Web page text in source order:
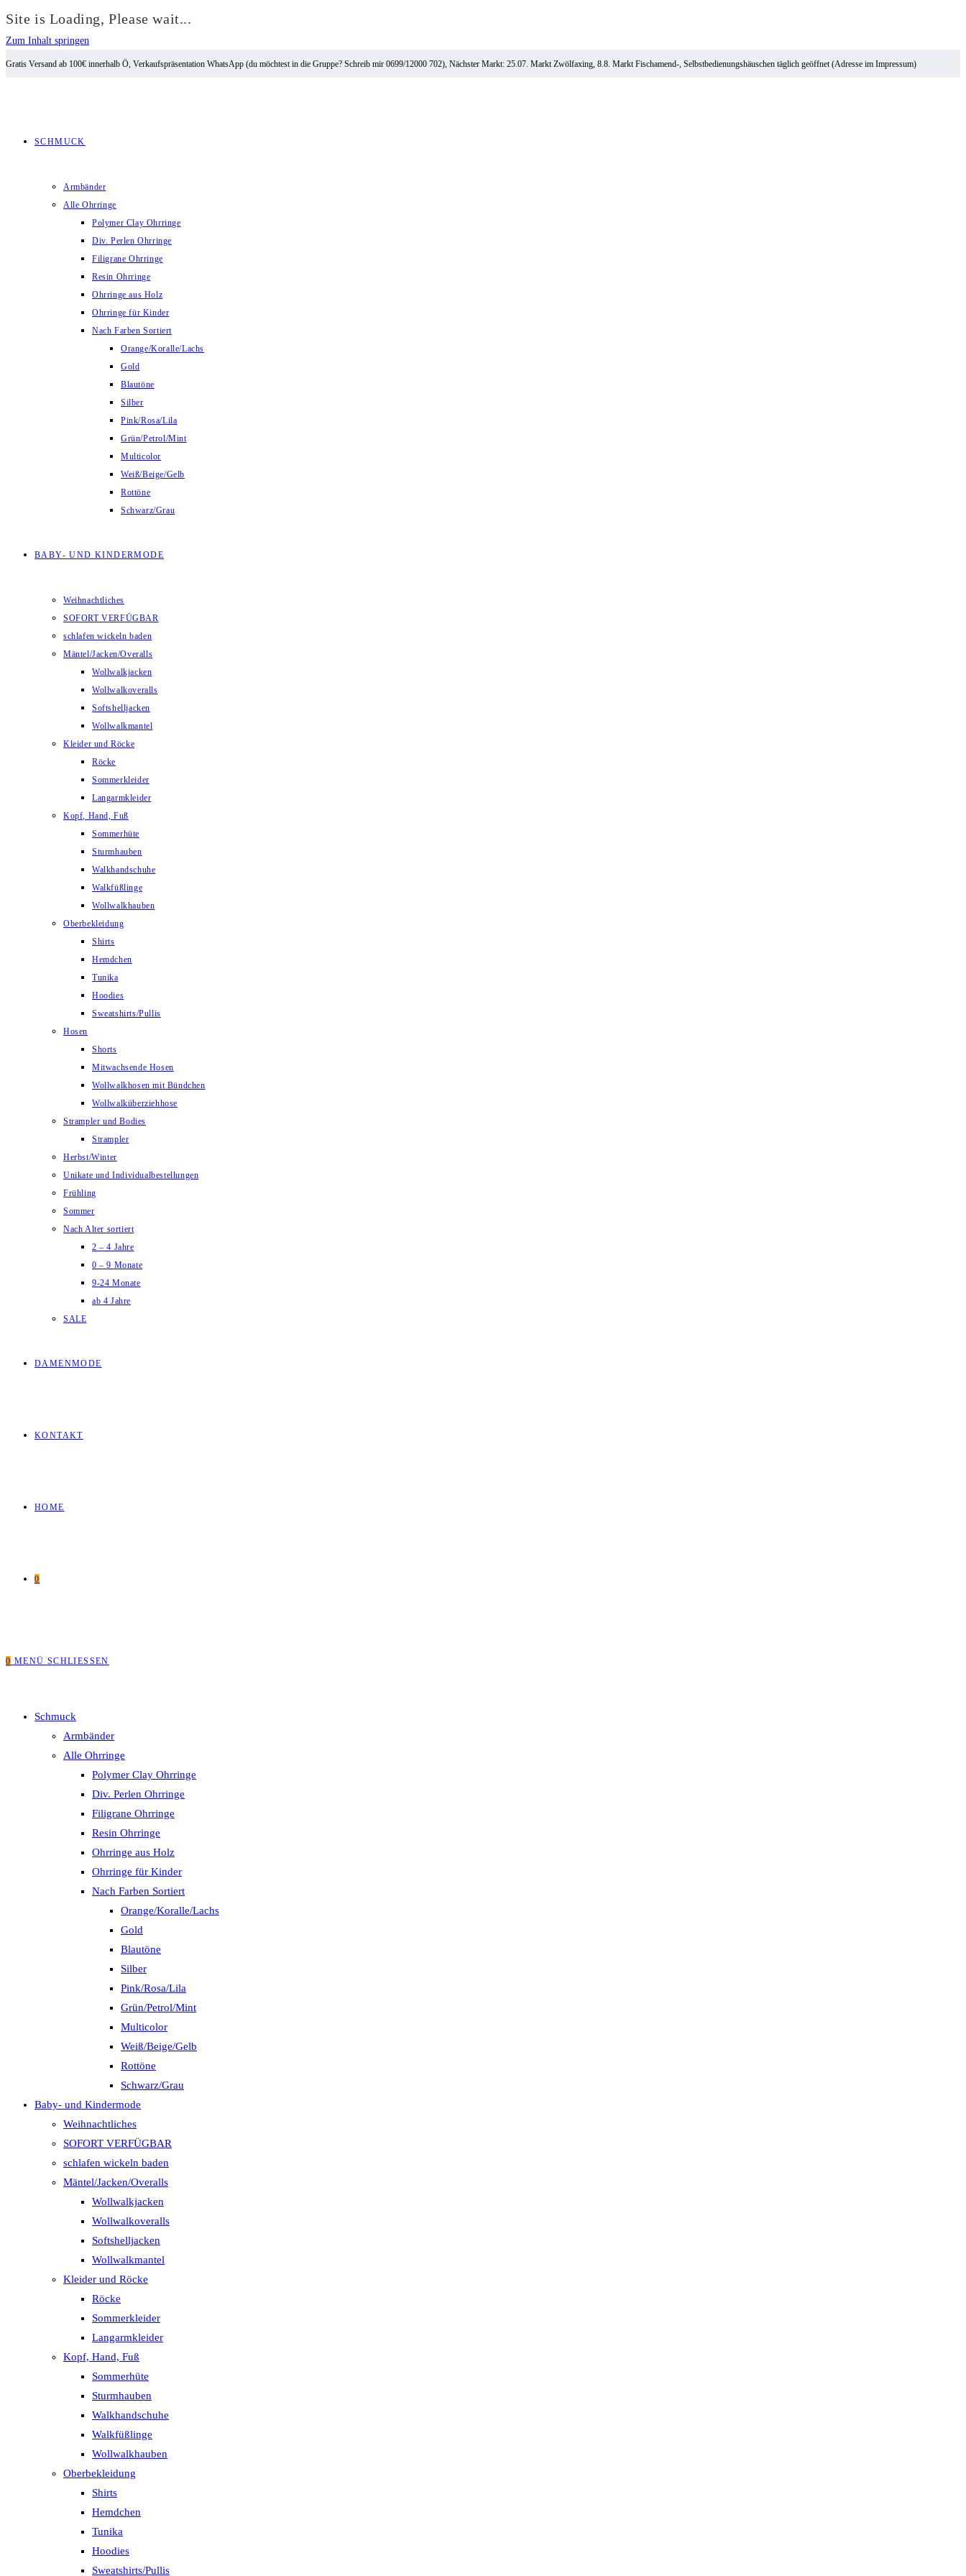
Site is Loading, Please wait...
Zum Inhalt springen
Gratis Versand ab 100€ innerhalb Ö, Verkaufspräsentation WhatsApp (du möchtest in die Gruppe? Schreib mir 0699/12000 702), Nächster Markt: 25.07. Markt Zwölfaxing, 8.8. Markt Fischamend-, Selbstbedienungshäuschen täglich geöffnet (Adresse im Impressum)
SCHMUCK
Armbänder
Alle Ohrringe
Polymer Clay Ohrringe
Div. Perlen Ohrringe
Filigrane Ohrringe
Resin Ohrringe
Ohrringe aus Holz
Ohrringe für Kinder
Nach Farben Sortiert
Orange/Koralle/Lachs
Gold
Blautöne
Silber
Pink/Rosa/Lila
Grün/Petrol/Mint
Multicolor
Weiß/Beige/Gelb
Rottöne
Schwarz/Grau
BABY- UND KINDERMODE
Weihnachtliches
SOFORT VERFÜGBAR
schlafen wickeln baden
Mäntel/Jacken/Overalls
Wollwalkjacken
Wollwalkoveralls
Softshelljacken
Wollwalkmantel
Kleider und Röcke
Röcke
Sommerkleider
Langarmkleider
Kopf, Hand, Fuß
Sommerhüte
Sturmhauben
Walkhandschuhe
Walkfüßlinge
Wollwalkhauben
Oberbekleidung
Shirts
Hemdchen
Tunika
Hoodies
Sweatshirts/Pullis
Hosen
Shorts
Mitwachsende Hosen
Wollwalkhosen mit Bündchen
Wollwalküberziehhose
Strampler und Bodies
Strampler
Herbst/Winter
Unikate und Individualbestellungen
Frühling
Sommer
Nach Alter sortiert
2 – 4 Jahre
0 – 9 Monate
9-24 Monate
ab 4 Jahre
SALE
DAMENMODE
KONTAKT
HOME
0
0 MENÜ SCHLIESSEN
Schmuck
Armbänder
Alle Ohrringe
Polymer Clay Ohrringe
Div. Perlen Ohrringe
Filigrane Ohrringe
Resin Ohrringe
Ohrringe aus Holz
Ohrringe für Kinder
Nach Farben Sortiert
Orange/Koralle/Lachs
Gold
Blautöne
Silber
Pink/Rosa/Lila
Grün/Petrol/Mint
Multicolor
Weiß/Beige/Gelb
Rottöne
Schwarz/Grau
Baby- und Kindermode
Weihnachtliches
SOFORT VERFÜGBAR
schlafen wickeln baden
Mäntel/Jacken/Overalls
Wollwalkjacken
Wollwalkoveralls
Softshelljacken
Wollwalkmantel
Kleider und Röcke
Röcke
Sommerkleider
Langarmkleider
Kopf, Hand, Fuß
Sommerhüte
Sturmhauben
Walkhandschuhe
Walkfüßlinge
Wollwalkhauben
Oberbekleidung
Shirts
Hemdchen
Tunika
Hoodies
Sweatshirts/Pullis